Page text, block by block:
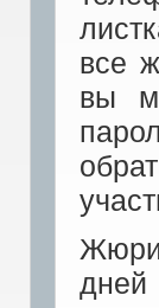
все
вы
Жюри